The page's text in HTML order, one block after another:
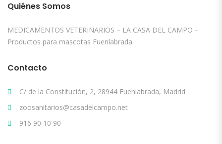
Quiénes Somos
MEDICAMENTOS VETERINARIOS – LA CASA DEL CAMPO –
Productos para mascotas Fuenlabrada
Contacto
C/ de la Constitución, 2, 28944 Fuenlabrada, Madrid
zoosanitarios@casadelcampo.net
916 90 10 90